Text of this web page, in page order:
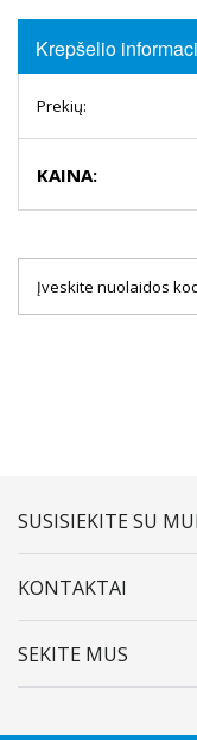
Krepšelio
Prekių:
KAINA:
SUSISIEKITE SU
KONTAKTAI
SEKITE MUS